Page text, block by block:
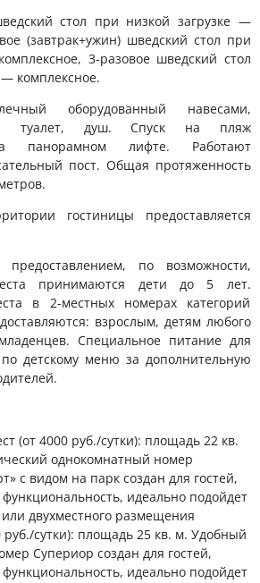
стол при низкой загрузке —
(завтрак+ужин) шведский стол при
3-разовое шведский стол
комплексное.
оборудованный навесами,
туалет, душ. Спуск на пляж
панорамном лифте. Работают
пост. Общая протяженность
гостиницы предоставляется
по возможности,
принимаются дети до 5 лет.
в 2-местных номерах категорий
взрослым, детям любого
Специальное питание для
по детскому меню за дополнительную
(от 4000 руб./сутки): площадь 22 кв.
однокомнатный номер
с видом на парк создан для гостей,
идеально подойдет
двухместного размещения
руб./сутки): площадь 25 кв. м. Удобный
Супериор создан для гостей,
идеально подойдет